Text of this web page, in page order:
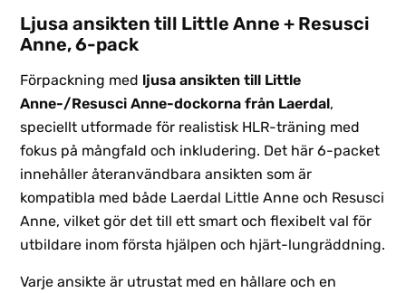
Ljusa ansikten till Little Anne + Resusci
Anne, 6-pack
Förpackning med ljusa ansikten till Little
Anne-/Resusci Anne-dockorna från Laerdal,
speciellt utformade för realistisk HLR-träning med
fokus på mångfald och inkludering. Det här 6-packet
innehåller återanvändbara ansikten som är
kompatibla med både Laerdal Little Anne och Resusci
Anne, vilket gör det till ett smart och flexibelt val för
utbildare inom första hjälpen och hjärt-lungräddning.
Varje ansikte är utrustat med en hållare och en